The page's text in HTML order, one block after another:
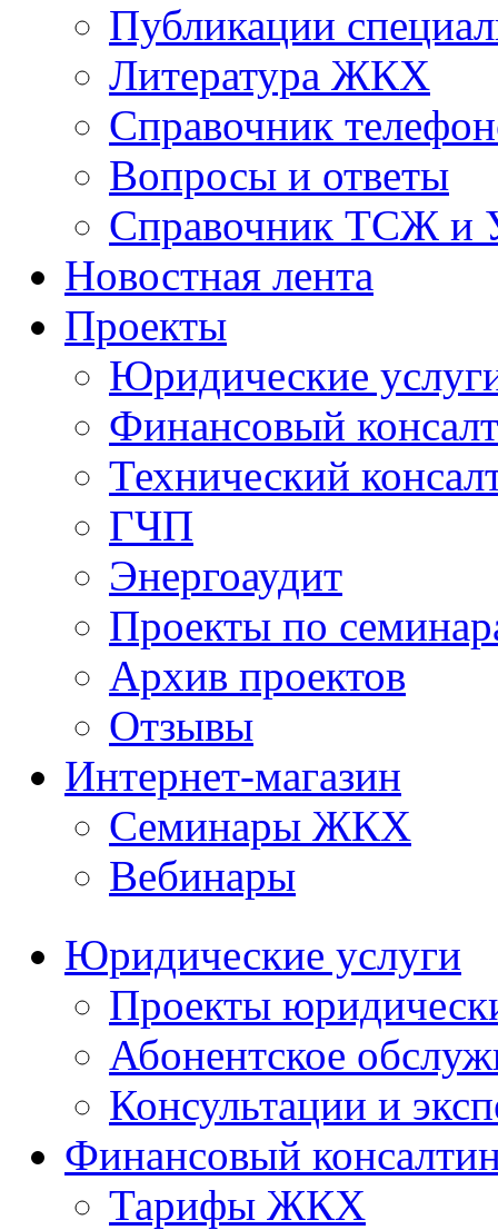
Публикации
Литература ЖКХ
Справочник
Вопросы и ответы
Справочник ТСЖ и
Новостная лента
Проекты
Юридические
Финансовый
Технический
ГЧП
Энергоаудит
Проекты по
Архив проектов
Отзывы
Интернет-магазин
Семинары ЖКХ
Вебинары
Юридические услуги
Проекты
Абонентское
Консультации и
Финансовый
Тарифы ЖКХ